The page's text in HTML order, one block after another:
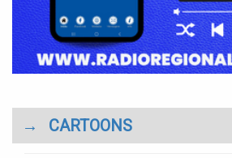
→ CARTOONS